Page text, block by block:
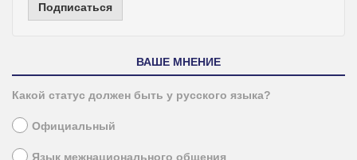
Подписаться
ВАШЕ МНЕНИЕ
Какой статус должен быть у русского языка?
Официальный
Язык межнационального общения